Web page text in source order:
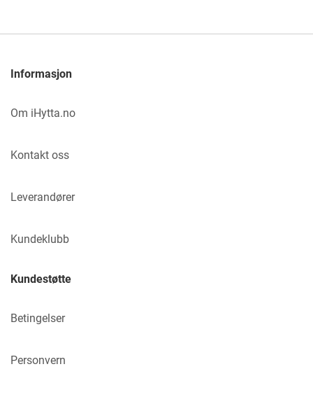
Informasjon
Om iHytta.no
Kontakt oss
Leverandører
Kundeklubb
Kundestøtte
Betingelser
Personvern